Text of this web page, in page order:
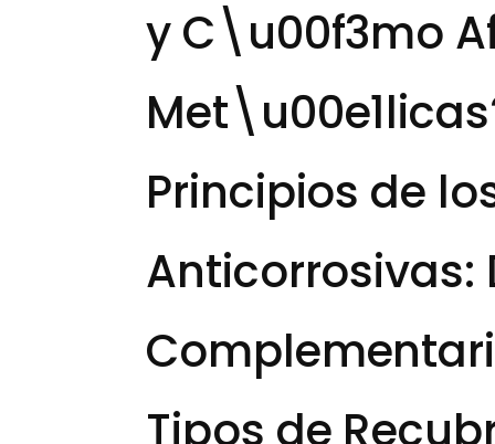
y C\u00f3mo
Principios de
Anticorrosivas:
Tipos de